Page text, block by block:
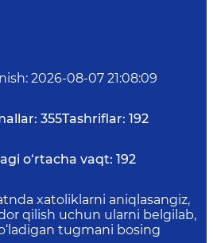
: 2026-08-07 21:08:09
355Tashriflar: 192
o‘rtacha vaqt: 192
xatoliklarni aniqlasangiz,
qilish uchun ularni belgilab,
tugmani bosing